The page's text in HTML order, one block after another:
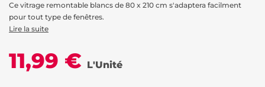
Ce vitrage remontable blancs de 80 x 210 cm s'adaptera facilment
pour tout type de fenêtres.
Lire la suite
11,99 € L'Unité